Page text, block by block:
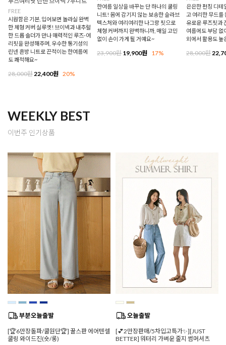
FREE
시원함은 기본, 입어보면 놀라실 완벽
한 체형 커버 실루엣! 브이넥과 내추럴
한 드롭 숄더가 만나 매력적인 루즈-여
리핏을 완성해주며, 우수한 통기성의
린넨 혼방 니트로 끈적이는 한여름에
도 쾌적해요~
28,000원22,400원 20%
한여름 일상을 바꾸는 단 하나의 쿨링
니트! 몸에 감기지 않는 보송한 슬라브
텍스처와 여리여리한 나그랑 핏으로
체형 커버까지 완벽하니까, 매일 고민
없이 손이 가게 될 거예요~
23,900원19,900원 17%
은은한 펀칭 디테
고 여리한 무드를
유로운 루즈핏과
여름에도 부담 없
외에서 활용도 높
28,000원
WEEKLY BEST
이번주 인기상품
[🏆6만장돌파/쿨원단🏆] 꿀스판 에어텐셀
쿨링 와이드진(숏/롱)
[💕2만장판매/5차입고특가✨][JUST
BETTER] 워터리 가벼운 줄지 썸머셔츠